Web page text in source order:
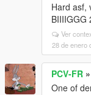
Hard asf,
Ver
28 de enero
PCV-FR »
One of